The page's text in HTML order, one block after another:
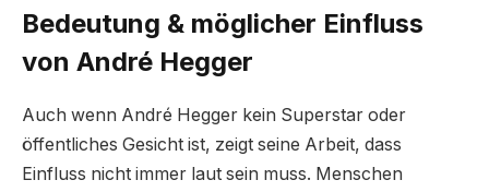
Bedeutung & möglicher Einfluss
von André Hegger
Auch wenn André Hegger kein Superstar oder
öffentliches Gesicht ist, zeigt seine Arbeit, dass
Einfluss nicht immer laut sein muss. Menschen